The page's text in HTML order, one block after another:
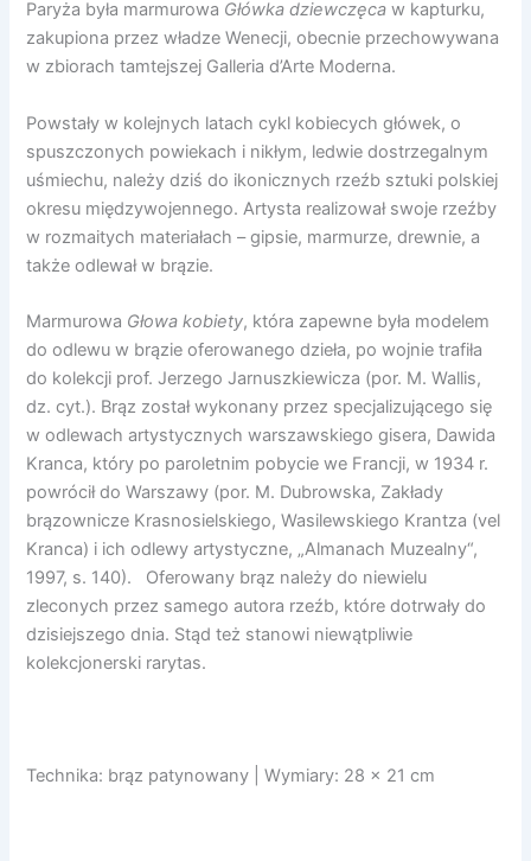
Paryża była marmurowa Główka dziewczęca w kapturku,
zakupiona przez władze Wenecji, obecnie przechowywana
w zbiorach tamtejszej Galleria d’Arte Moderna.
Powstały w kolejnych latach cykl kobiecych główek, o
spuszczonych powiekach i nikłym, ledwie dostrzegalnym
uśmiechu, należy dziś do ikonicznych rzeźb sztuki polskiej
okresu międzywojennego. Artysta realizował swoje rzeźby
w rozmaitych materiałach – gipsie, marmurze, drewnie, a
także odlewał w brązie.
Marmurowa Głowa kobiety, która zapewne była modelem
do odlewu w brązie oferowanego dzieła, po wojnie trafiła
do kolekcji prof. Jerzego Jarnuszkiewicza (por. M. Wallis,
dz. cyt.). Brąz został wykonany przez specjalizującego się
w odlewach artystycznych warszawskiego gisera, Dawida
Kranca, który po paroletnim pobycie we Francji, w 1934 r.
powrócił do Warszawy (por. M. Dubrowska, Zakłady
brązownicze Krasnosielskiego, Wasilewskiego Krantza (vel
Kranca) i ich odlewy artystyczne, „Almanach Muzealny“,
1997, s. 140). Oferowany brąz należy do niewielu
zleconych przez samego autora rzeźb, które dotrwały do
dzisiejszego dnia. Stąd też stanowi niewątpliwie
kolekcjonerski rarytas.
Technika: brąz patynowany | Wymiary: 28 x 21 cm